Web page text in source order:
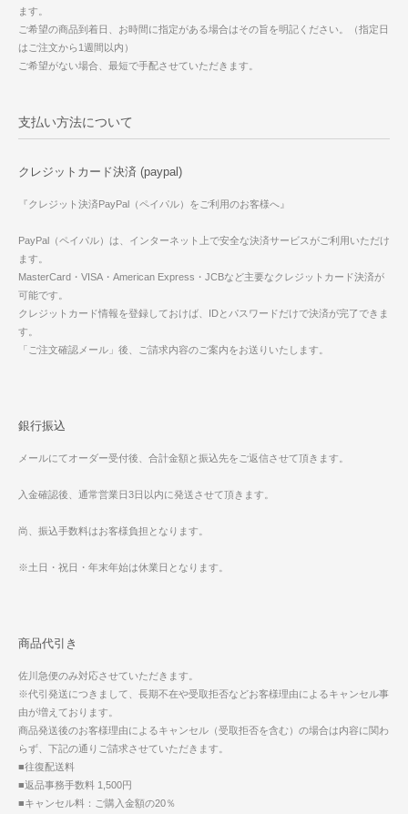
ます。
ご希望の商品到着日、お時間に指定がある場合はその旨を明記ください。（指定日
はご注文から1週間以内）
ご希望がない場合、最短で手配させていただきます。
支払い方法について
クレジットカード決済 (paypal)
『クレジット決済PayPal（ペイパル）をご利用のお客様へ』
PayPal（ペイパル）は、インターネット上で安全な決済サービスがご利用いただけ
ます。
MasterCard・VISA・American Express・JCBなど主要なクレジットカード決済が
可能です。
クレジットカード情報を登録しておけば、IDとパスワードだけで決済が完了できま
す。
「ご注文確認メール」後、ご請求内容のご案内をお送りいたします。
銀行振込
メールにてオーダー受付後、合計金額と振込先をご返信させて頂きます。
入金確認後、通常営業日3日以内に発送させて頂きます。
尚、振込手数料はお客様負担となります。
※土日・祝日・年末年始は休業日となります。
商品代引き
佐川急便のみ対応させていただきます。
※代引発送につきまして、長期不在や受取拒否などお客様理由によるキャンセル事
由が増えております。
商品発送後のお客様理由によるキャンセル（受取拒否を含む）の場合は内容に関わ
らず、下記の通りご請求させていただきます。
■往復配送料
■返品事務手数料 1,500円
■キャンセル料：ご購入金額の20％